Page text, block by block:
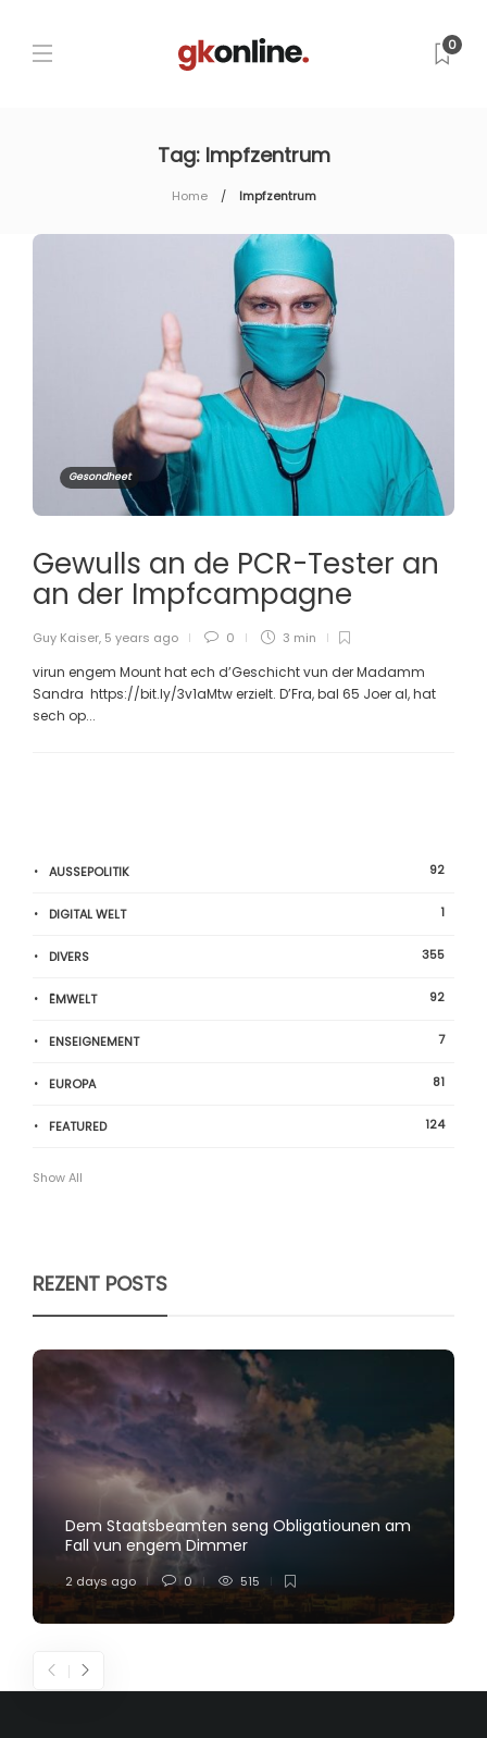
0
Tag: Impfzentrum
Home Impfzentrum
Gesondheet
Gewulls an de PCR-Tester an
an der Impfcampagne
Guy Kaiser, 5 years ago 0 3 min
virun engem Mount hat ech d’Geschicht vun der Madamm
Sandra https://bit.ly/3v1aMtw erzielt. D’Fra, bal 65 Joer al, hat
sech op...
AUSSEPOLITIK 92
DIGITAL WELT 1
DIVERS 355
ËMWELT 92
ENSEIGNEMENT 7
EUROPA 81
FEATURED 124
Show All
REZENT POSTS
Dem Staatsbeamten seng Obligatiounen am
Fall vun engem Dimmer
2 days ago 0 515